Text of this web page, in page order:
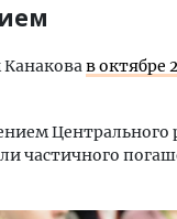
в октябре
Центрального
частичного